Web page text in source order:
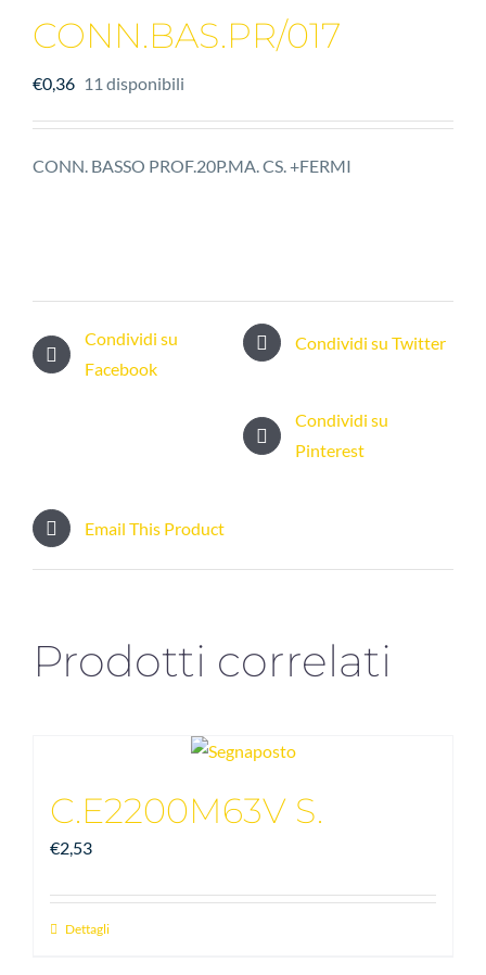
CONN.BAS.PR/017
€0,36 11 disponibili
CONN. BASSO PROF.20P.MA. CS. +FERMI
Condividi su
Facebook
Condividi su Twitter
Condividi su
Pinterest
Email This Product
Prodotti correlati
C.E2200M63V S.
€2,53
Dettagli